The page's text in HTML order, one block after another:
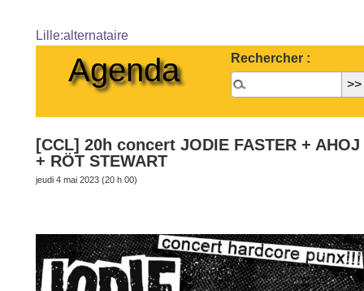
Lille:alternataire
Agenda Rechercher :
[CCL] 20h concert JODIE FASTER + AHOJ
+ RÖT STEWART
jeudi 4 mai 2023 (20 h 00)